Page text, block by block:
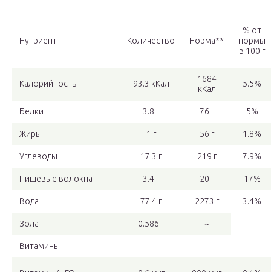
Нутриент Количество Норма**
% от
нормы
в 100 г
Калорийность 93.3 кКал
1684
кКал
5.5%
Белки 3.8 г 76 г 5%
Жиры 1 г 56 г 1.8%
Углеводы 17.3 г 219 г 7.9%
Пищевые волокна 3.4 г 20 г 17%
Вода 77.4 г 2273 г 3.4%
Зола 0.586 г ~
Витамины